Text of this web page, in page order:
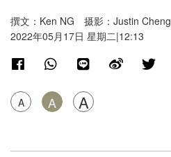
撰文：Ken NG 摄影：Justin Cheng
2022年05月17日 星期二|12:13
A A A